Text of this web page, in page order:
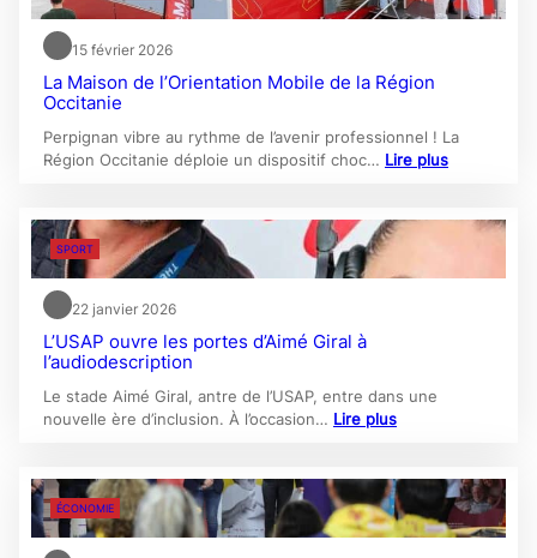
15 février 2026
La Maison de l’Orientation Mobile de la Région
Occitanie
Perpignan vibre au rythme de l’avenir professionnel ! La
Région Occitanie déploie un dispositif choc… Lire plus
SPORT
22 janvier 2026
L’USAP ouvre les portes d’Aimé Giral à
l’audiodescription
Le stade Aimé Giral, antre de l’USAP, entre dans une
nouvelle ère d’inclusion. À l’occasion… Lire plus
ÉCONOMIE